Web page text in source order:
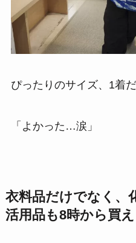
ぴったりのサイズ、1着
「よかった…涙」
衣料品だけでなく、
活用品も8時から買